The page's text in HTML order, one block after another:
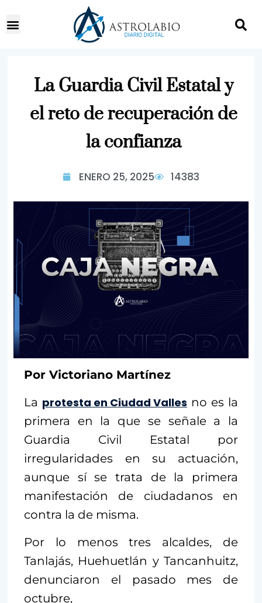
La Guardia Civil Estatal y
el reto de recuperación de
la confianza
ENERO 25, 2025 14383
Por Victoriano Martínez
La protesta en Ciudad Valles no es la
primera en la que se señale a la
Guardia Civil Estatal por
irregularidades en su actuación,
aunque sí se trata de la primera
manifestación de ciudadanos en
contra la de misma.
Por lo menos tres alcaldes, de
Tanlajás, Huehuetlán y Tancanhuitz,
denunciaron el pasado mes de
octubre,